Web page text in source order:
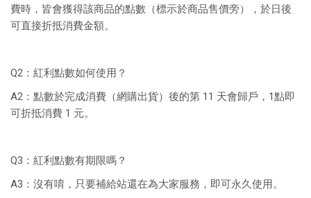
費時，皆會獲得該商品的點數（標示於商品售價旁），於日後
可直接折抵消費金額。
Q2：紅利點數如何使用？
A2：點數於完成消費（網購出貨）後的第 11 天會歸戶，1點即
可折抵消費 1 元。
Q3：紅利點數有期限嗎？
A3：沒有唷，只要補給站還在為大家服務，即可永久使用。